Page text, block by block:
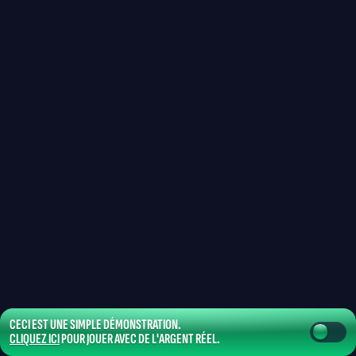
CECI EST UNE SIMPLE DÉMONSTRATION.
CLIQUEZ ICIPOUR JOUER AVEC DE L'ARGENT RÉEL.